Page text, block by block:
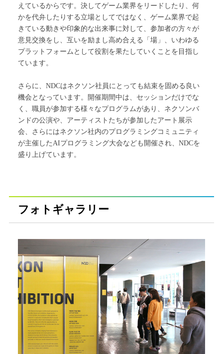
えているからです。決してゲーム業界をリードしたり、何
かを代弁したりする立場としてではなく、ゲーム業界で起
きている動きや印象的な出来事に対して、参加者の方々が
意見交換をし、互いを励まし高め合える「場」、いわゆる
プラットフォームとして役割を果たしていくことを目指し
ています。
さらに、NDCはネクソン社員にとっても結束を固める良い
機会となっています。開催期間中は、セッションだけでな
く、職員が参加する様々なプログラムがあり、ネクソンバ
ンドの公演や、アーティストたちが参加したアート展示
会、さらにはネクソン社内のプログラミングコミュニティ
が主催したAIプログラミング大会なども開催され、NDCを
盛り上げています。
フォトギャラリー